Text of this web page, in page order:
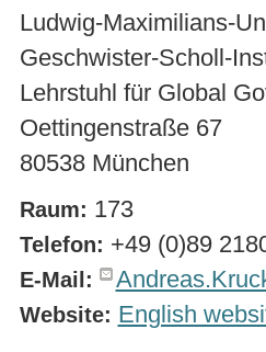
Ludwig-Maximilians-
Geschwister-Scholl-
Lehrstuhl für Global
Oettingenstraße 67
80538 München
Raum: 173
Telefon: +49 (0)89
E-Mail:
Website: English